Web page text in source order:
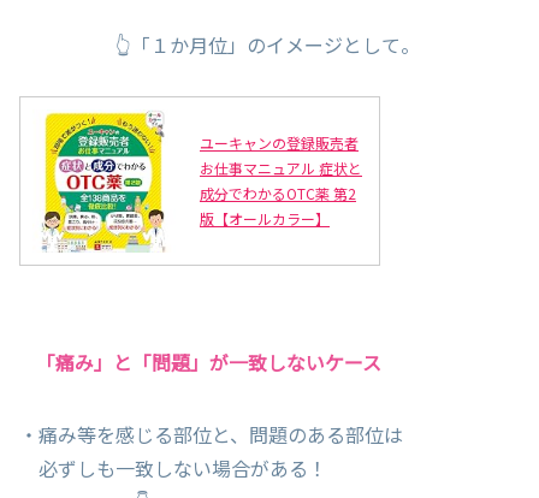
👆「１か月位」のイメージとして。
ユーキャンの登録販売者
お仕事マニュアル 症状と
成分でわかるOTC薬 第2
版【オールカラー】
「痛み」と「問題」が一致しないケース
・痛み等を感じる部位と、問題のある部位は
必ずしも一致しない場合がある！